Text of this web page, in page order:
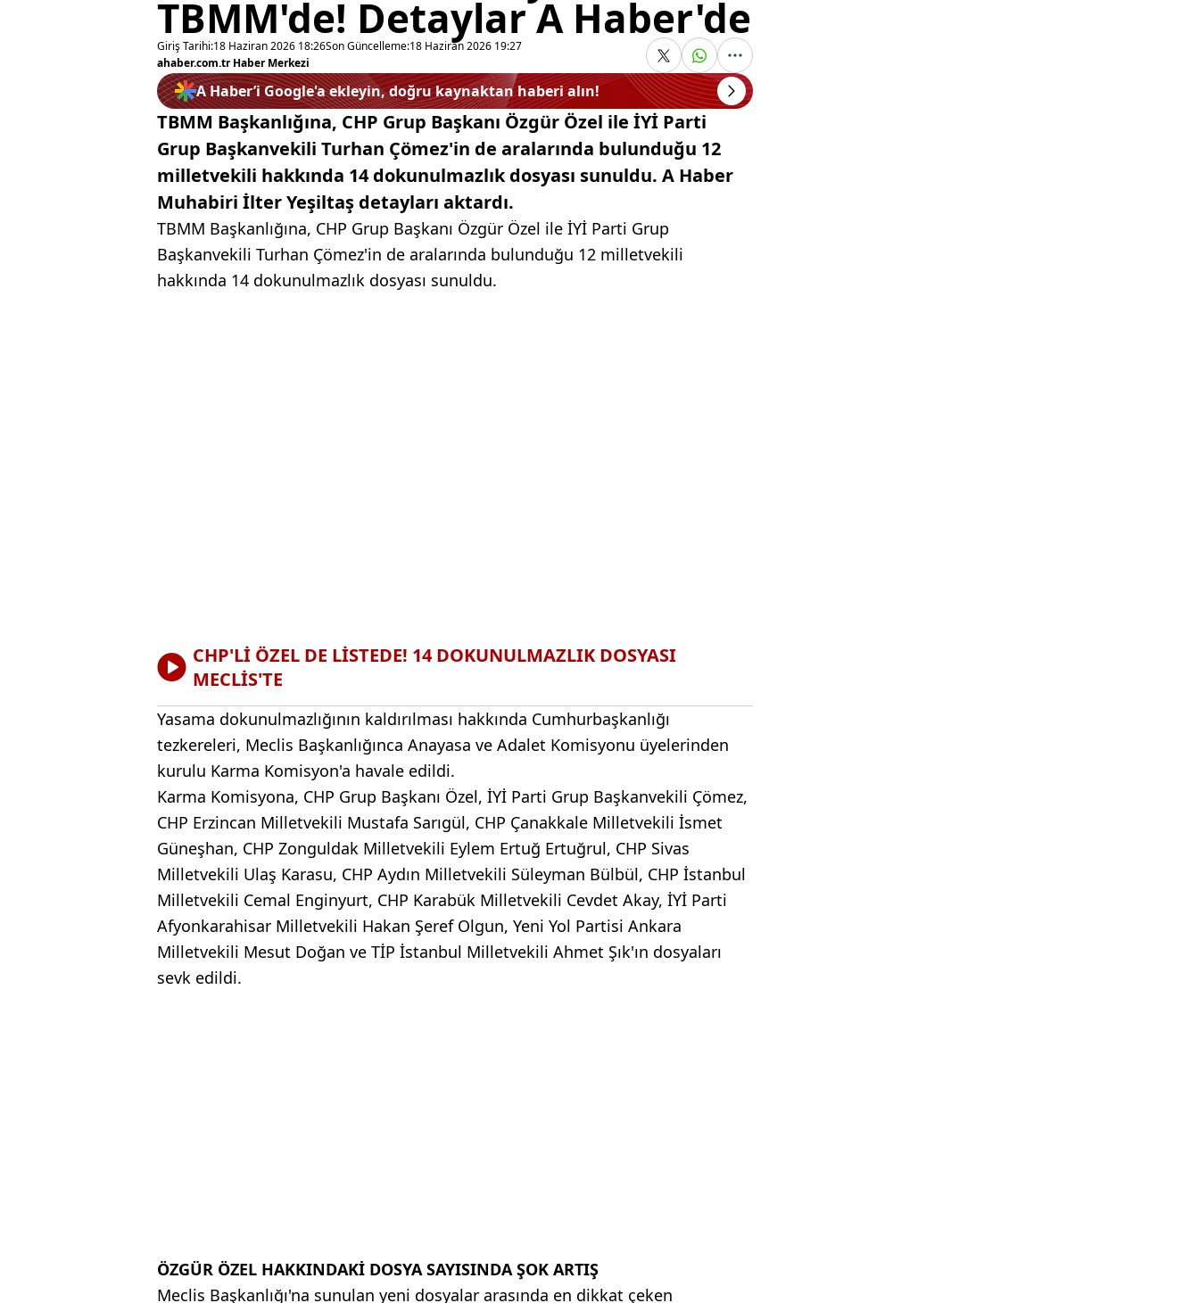
TBMM'de! Detaylar A Haber'de
Giriş Tarihi:18 Haziran 2026 18:26Son Güncelleme:18 Haziran 2026 19:27
ahaber.com.tr Haber Merkezi
A Haber’i Google'a ekleyin, doğru kaynaktan haberi alın!
TBMM Başkanlığına, CHP Grup Başkanı Özgür Özel ile İYİ Parti
Grup Başkanvekili Turhan Çömez'in de aralarında bulunduğu 12
milletvekili hakkında 14 dokunulmazlık dosyası sunuldu. A Haber
Muhabiri İlter Yeşiltaş detayları aktardı.
TBMM Başkanlığına, CHP Grup Başkanı Özgür Özel ile İYİ Parti Grup
Başkanvekili Turhan Çömez'in de aralarında bulunduğu 12 milletvekili
hakkında 14 dokunulmazlık dosyası sunuldu.
CHP'Lİ ÖZEL DE LİSTEDE! 14 DOKUNULMAZLIK DOSYASI
MECLİS'TE
Yasama dokunulmazlığının kaldırılması hakkında Cumhurbaşkanlığı
tezkereleri, Meclis Başkanlığınca Anayasa ve Adalet Komisyonu üyelerinden
kurulu Karma Komisyon'a havale edildi.
Karma Komisyona, CHP Grup Başkanı Özel, İYİ Parti Grup Başkanvekili Çömez,
CHP Erzincan Milletvekili Mustafa Sarıgül, CHP Çanakkale Milletvekili İsmet
Güneşhan, CHP Zonguldak Milletvekili Eylem Ertuğ Ertuğrul, CHP Sivas
Milletvekili Ulaş Karasu, CHP Aydın Milletvekili Süleyman Bülbül, CHP İstanbul
Milletvekili Cemal Enginyurt, CHP Karabük Milletvekili Cevdet Akay, İYİ Parti
Afyonkarahisar Milletvekili Hakan Şeref Olgun, Yeni Yol Partisi Ankara
Milletvekili Mesut Doğan ve TİP İstanbul Milletvekili Ahmet Şık'ın dosyaları
sevk edildi.
ÖZGÜR ÖZEL HAKKINDAKİ DOSYA SAYISINDA ŞOK ARTIŞ
Meclis Başkanlığı'na sunulan yeni dosyalar arasında en dikkat çeken